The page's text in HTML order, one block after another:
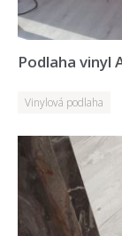
Podlaha vinyl
Vinylová podlaha